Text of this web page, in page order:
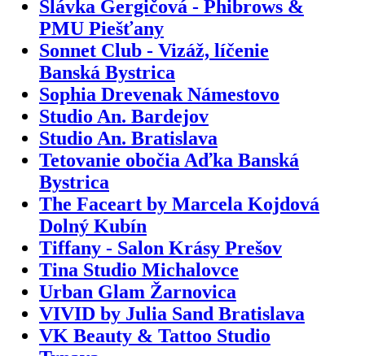
Slávka Gergičová - Phibrows &
PMU Piešťany
Sonnet Club - Vizáž, líčenie
Banská Bystrica
Sophia Drevenak Námestovo
Studio An. Bardejov
Studio An. Bratislava
Tetovanie obočia Aďka Banská
Bystrica
The Faceart by Marcela Kojdová
Dolný Kubín
Tiffany - Salon Krásy Prešov
Tina Studio Michalovce
Urban Glam Žarnovica
VIVID by Julia Sand Bratislava
VK Beauty & Tattoo Studio